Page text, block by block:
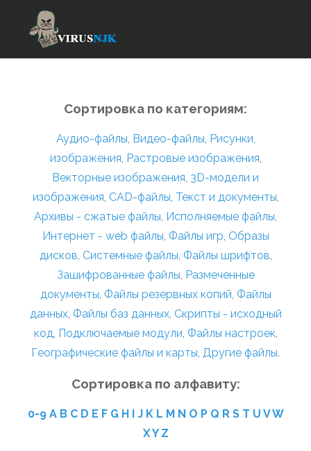
Сортировка по категориям:
Аудио-файлы, Видео-файлы, Рисунки,
изображения, Растровые изображения,
Векторные изображения, 3D-модели и
изображения, CAD-файлы, Текст и документы,
Архивы - сжатые файлы, Исполняемые файлы,
Интернет - web файлы, Файлы игр, Образы
дисков, Системные файлы, Файлы шрифтов,
Зашифрованные файлы, Размеченные
документы, Файлы резервных копий, Файлы
данных, Файлы баз данных, Скрипты - исходный
код, Подключаемые модули, Файлы настроек,
Географические файлы и карты, Другие файлы.
Сортировка по алфавиту:
0-9 A B C D E F G H I J K L M N O P Q R S T U VW
XY Z